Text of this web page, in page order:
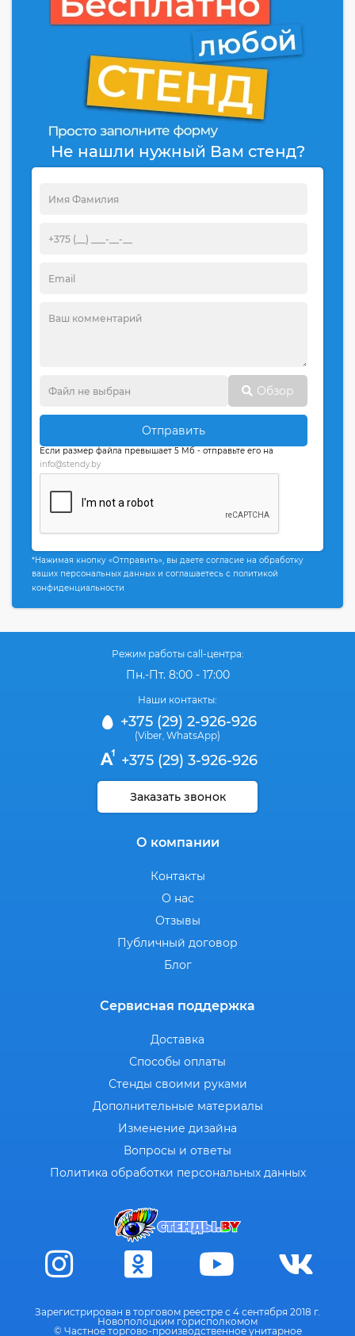
Не нашли нужный Вам стенд?
Обзор
Отправить
Если размер файла превышает 5 Мб - отправьте его на
info@stendy.by
*Нажимая кнопку «Отправить», вы даете согласие на обработку
ваших персональных данных и соглашаетесь с политикой
конфиденциальности
Режим работы call-центра:
Пн.-Пт. 8:00 - 17:00
Наши контакты:
+375 (29) 2-926-926
(Viber WhatsApp)
+375 (29) 3-926-926
Заказать звонок
О компании
Контакты
О нас
Отзывы
Публичный договор
Блог
Сервисная поддержка
Доставка
Способы оплаты
Стенды своими руками
Дополнительные материалы
Изменение дизайна
Вопросы и ответы
Политика обработки персональных данных
Зарегистрирован в торговом реестре с 4 сентября 2018 г.
Новополоцким горисполкомом
© Частное торгово-производственное унитарное